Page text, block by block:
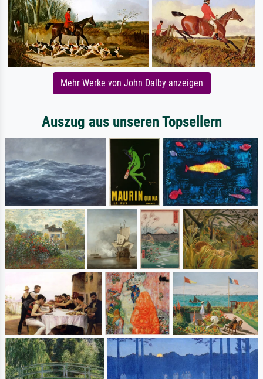
Mehr Werke von John Dalby anzeigen
Auszug aus unseren Topsellern